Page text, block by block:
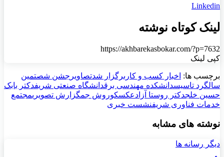
Linkedin
لینک کوتاه نوشته
https://akhbarekasbokar.com/?p=7632
کپی لینک
برچسب ها: اخبار کسب و کار برگزار شدتصاویر جشن شصتمین
سالگرد تاسیسدانشکده مهندسی برقدانشگاه صنعتی شریفدکتر بابک
حسین خلجدکتر روستا آزادعکسکوروش جمگزارش تصویریمجتمع
خدمات فناوری شریفنشست خبری
نوشته های مشابه
دیگر رسانه ها